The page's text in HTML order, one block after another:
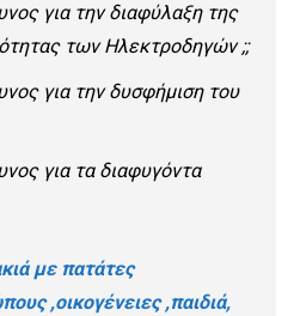
για την διαφύλαξη της
των Ηλεκτροδηγών ;;
για την δυσφήμιση του
για τα διαφυγόντα
με πατάτες
,οικογένειες ,παιδιά,